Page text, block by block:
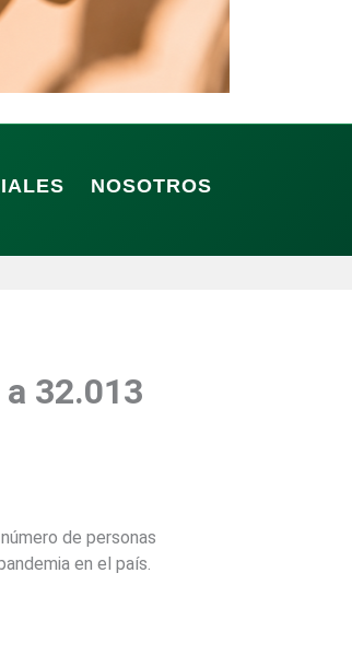
NOSOTROS
32.013
de personas
en el país.